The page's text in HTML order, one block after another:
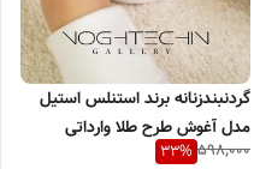
گردنبندزنانه برند استنلس استیل
مدل آغوش طرح طلا وارداتی
598,000
33%